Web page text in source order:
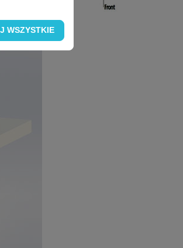
WSZYSTKIE